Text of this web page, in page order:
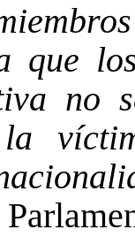
que
no
la